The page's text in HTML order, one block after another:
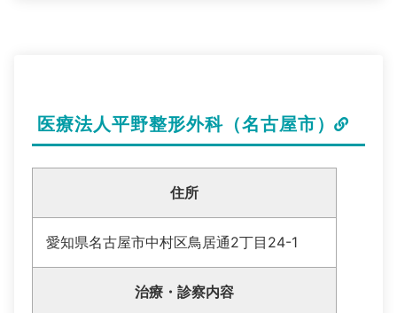
医療法人平野整形外科（名古屋市）
住所
愛知県名古屋市中村区鳥居通2丁目24-1
治療・診察内容